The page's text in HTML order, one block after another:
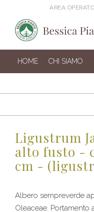
AREA
HOME CHI SIAMO
Ligustrum
alto fusto -
cm -
Albero sempreverde
Oleaceae.